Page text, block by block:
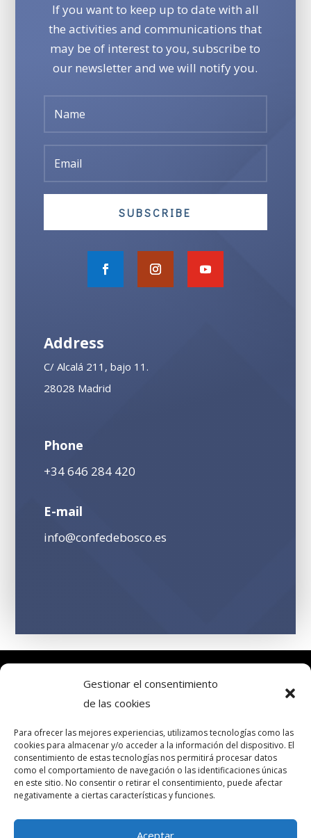
Gestionar el consentimiento
de las cookies
Para ofrecer las mejores experiencias, utilizamos tecnologías como las
cookies para almacenar y/o acceder a la información del dispositivo. El
consentimiento de estas tecnologías nos permitirá procesar datos
como el comportamiento de navegación o las identificaciones únicas
en este sitio. No consentir o retirar el consentimiento, puede afectar
negativamente a ciertas características y funciones.
Aceptar
If you want to keep up to date with all
the activities and communications that
may be of interest to you, subscribe to
our newsletter and we will notify you.
SUBSCRIBE
Address
C/ Alcalá 211, bajo 11.
28028 Madrid
Phone
+34 646 284 420
E-mail
info@confedebosco.es
© NATIONAL CONFEDERATION OF DON BOSCO ALUMNI AND
ALUMNAE | 2026 ALL RIGHTS RESERVED
LEGAL NOTICE AND PRIVACY POLICY | COOKIES POLICY
WEB
DESIGN 301 MEDIA
© CONFEDERACIÓN NACIONAL DE ANTIGUOS ALUMNOS Y